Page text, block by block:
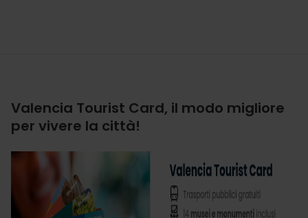
Valencia Tourist Card, il modo migliore
per vivere la città!